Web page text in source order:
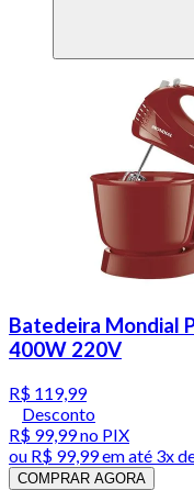
Batedeira Mondial
400W 220V
R$ 119,99
Desconto
R$ 99,99no PIX
ou R$ 99,99em até 3x
COMPRAR AGORA